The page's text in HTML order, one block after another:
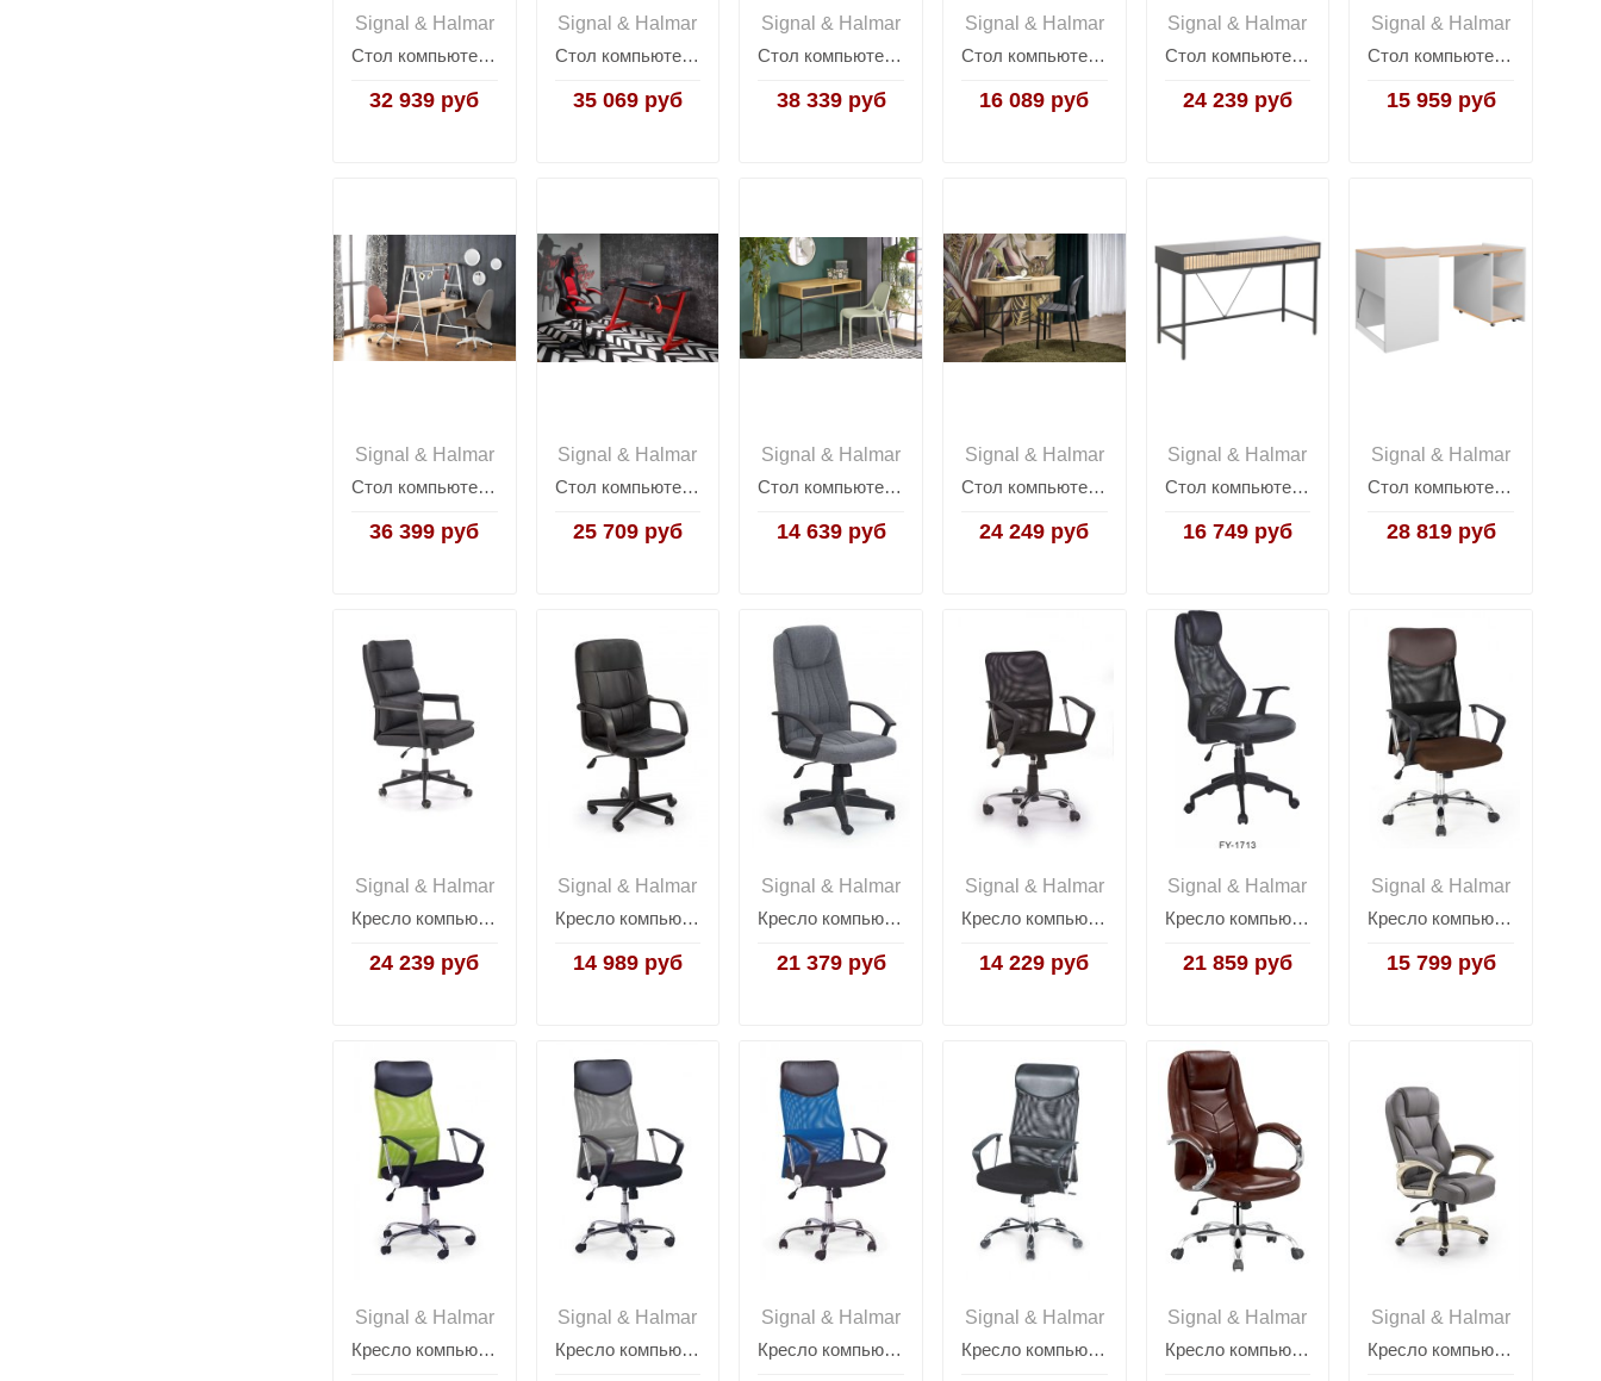
Signal & Halmar
Стол компьютерный Halmar B43 (дуб золотой)
32 939 руб
Signal & Halmar
Стол компьютерный Halmar B40 (черно-красный)
35 069 руб
Signal & Halmar
Стол компьютерный Halmar B-30 (белый/хром)
38 339 руб
Signal & Halmar
Стол компьютерный Halmar NARVIK B-1 (дуб сонома/черный)
16 089 руб
Signal & Halmar
Стол компьютерный Halmar B-39 (орех медовый/черный)
24 239 руб
Signal & Halmar
Стол компьютерный Halmar NARVIK B-1 (дуб сонома/белый)
15 959 руб
Signal & Halmar
Стол компьютерный HALMAR B48 (дуб сонома/белый)
36 399 руб
Signal & Halmar
Стол компьютерный HALMAR B49 (красный/черный)
25 709 руб
Signal & Halmar
Стол компьютерный HALMAR B50 (натуральный/черный)
14 639 руб
Signal & Halmar
Стол компьютерный HALMAR B51 (натуральный/черный)
24 249 руб
Signal & Halmar
Стол компьютерный Signal MAGO B1 (дуб/черный мат)
16 749 руб
Signal & Halmar
Стол компьютерный раскладывающийся Signal DUO (дуб/белый)
28 819 руб
Signal & Halmar
Кресло компьютерное Halmar ADRIANO 2 (черный/черный)
24 239 руб
Signal & Halmar
Кресло компьютерное Halmar DENZEL (черный)
14 989 руб
Signal & Halmar
Кресло компьютерное Halmar RINO (серый)
21 379 руб
Signal & Halmar
Кресло компьютерное Halmar TONY (черный)
14 229 руб
Signal & Halmar
Кресло компьютерное Halmar TORINO (черный)
21 859 руб
Signal & Halmar
Кресло компьютерное Halmar VIRE (коричневый)
15 799 руб
Signal & Halmar
Кресло компьютерное Halmar VIRE (черный/зеленый)
Signal & Halmar
Кресло компьютерное Halmar VIRE (черный/серый)
Signal & Halmar
Кресло компьютерное Halmar VIRE (черный/синий)
Signal & Halmar
Кресло компьютерное Halmar VIRE (черный)
Signal & Halmar
Кресло компьютерное Halmar CODY (коричневый)
Signal & Halmar
Кресло компьютерное Halmar DESMOND (серый)